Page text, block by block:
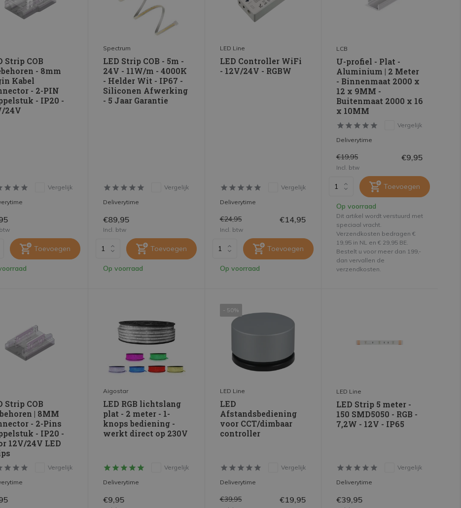
Strip COB
- 8mm
Kabel
- 2-PIN
- IP20 -
24V
Vergelijk
Toevoegen
Spectrum
LED Strip COB - 5m -
24V - 11W/m - 4000K
- Helder Wit - IP67 -
Siliconen Afwerking
- 5 Jaar Garantie
Vergelijk
Deliverytime
€89,95
Incl. btw
Toevoegen
Op voorraad
LED Line
LED Controller WiFi
- 12V/24V - RGBW
Vergelijk
Deliverytime
€24,95 €14,95
Incl. btw
Toevoegen
Op voorraad
LCB
U-profiel - Plat -
Aluminium | 2 Meter
- Binnenmaat 2000 x
12 x 9MM -
Buitenmaat 2000 x 16
x 10MM
Vergelijk
Deliverytime
€19,95 €9,95
Incl. btw
Toevoegen
Op voorraad
Dit artikel wordt verstuurd met
speciaal vracht.
Verzendkosten bedragen €
19,95 in NL en € 29,95 BE.
Bestelt u voor meer dan 199,-
dan vervallen de
verzendkosten.
Strip COB
| 8MM
- 2-Pins
- IP20 -
12V/24V LED
Vergelijk
Aigostar
LED RGB lichtslang
plat - 2 meter - 1-
knops bediening -
werkt direct op 230V
Vergelijk
Deliverytime
€9,95
- 50%
LED Line
LED
Afstandsbediening
voor CCT/dimbaar
controller
Vergelijk
Deliverytime
€39,95 €19,95
LED Line
LED Strip 5 meter -
150 SMD5050 - RGB -
7,2W - 12V - IP65
Vergelijk
Deliverytime
€39,95